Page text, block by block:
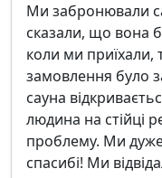
Ми забронювали
сказали, що вона
коли ми
замовлення було
сауна
людина на стійці
проблему. Ми
спасибі! Ми